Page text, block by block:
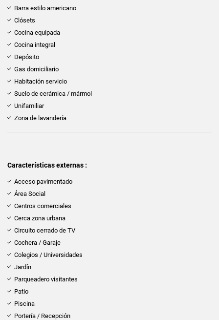
Barra estilo americano
Clósets
Cocina equipada
Cocina integral
Depósito
Gas domiciliario
Habitación servicio
Suelo de cerámica / mármol
Unifamiliar
Zona de lavandería
Características externas :
Acceso pavimentado
Área Social
Centros comerciales
Cerca zona urbana
Circuito cerrado de TV
Cochera / Garaje
Colegios / Universidades
Jardín
Parqueadero visitantes
Patio
Piscina
Portería / Recepción